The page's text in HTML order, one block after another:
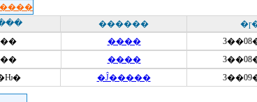
������
����
����
�Ĵ�����